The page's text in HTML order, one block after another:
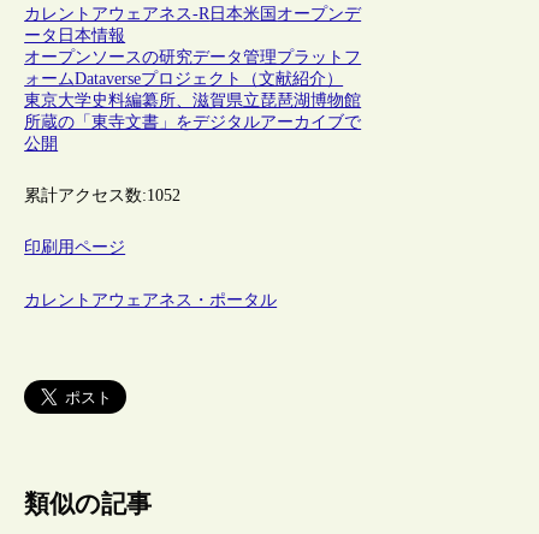
カレントアウェアネス-R日本米国 オープンデ
ータ 日本情報
オープンソースの研究データ管理プラットフ
ォームDataverseプロジェクト（文献紹介）
東京大学史料編纂所、滋賀県立琵琶湖博物館
所蔵の「東寺文書」をデジタルアーカイブで
公開
累計アクセス数:1052
印刷用ページ
カレントアウェアネス・ポータル
類似の記事